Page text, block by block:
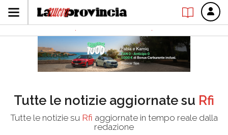
Tutte le notizie aggiornate su Rfi
Tutte le notizie su Rfi aggiornate in tempo reale dalla
redazione